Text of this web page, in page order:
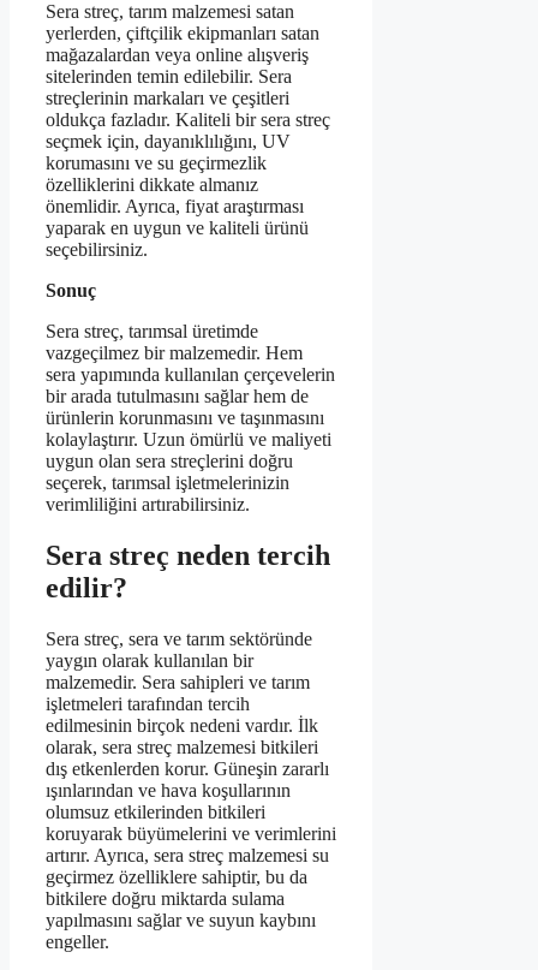
Sera streç, tarım malzemesi satan
yerlerden, çiftçilik ekipmanları satan
mağazalardan veya online alışveriş
sitelerinden temin edilebilir. Sera
streçlerinin markaları ve çeşitleri
oldukça fazladır. Kaliteli bir sera streç
seçmek için, dayanıklılığını, UV
korumasını ve su geçirmezlik
özelliklerini dikkate almanız
önemlidir. Ayrıca, fiyat araştırması
yaparak en uygun ve kaliteli ürünü
seçebilirsiniz.
Sonuç
Sera streç, tarımsal üretimde
vazgeçilmez bir malzemedir. Hem
sera yapımında kullanılan çerçevelerin
bir arada tutulmasını sağlar hem de
ürünlerin korunmasını ve taşınmasını
kolaylaştırır. Uzun ömürlü ve maliyeti
uygun olan sera streçlerini doğru
seçerek, tarımsal işletmelerinizin
verimliliğini artırabilirsiniz.
Sera streç neden tercih
edilir?
Sera streç, sera ve tarım sektöründe
yaygın olarak kullanılan bir
malzemedir. Sera sahipleri ve tarım
işletmeleri tarafından tercih
edilmesinin birçok nedeni vardır. İlk
olarak, sera streç malzemesi bitkileri
dış etkenlerden korur. Güneşin zararlı
ışınlarından ve hava koşullarının
olumsuz etkilerinden bitkileri
koruyarak büyümelerini ve verimlerini
artırır. Ayrıca, sera streç malzemesi su
geçirmez özelliklere sahiptir, bu da
bitkilere doğru miktarda sulama
yapılmasını sağlar ve suyun kaybını
engeller.